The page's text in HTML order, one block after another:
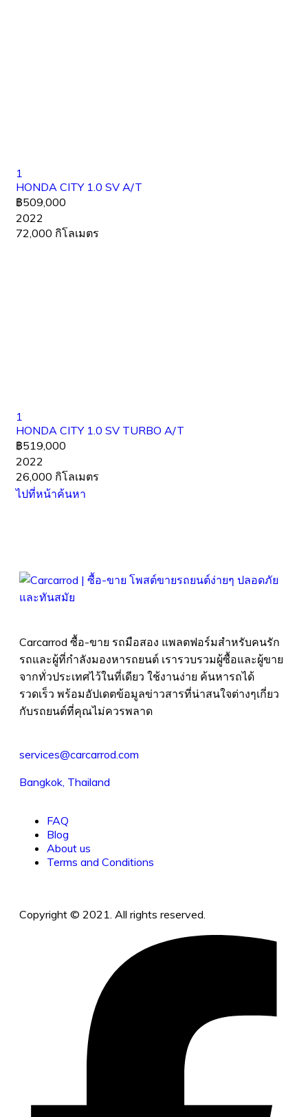
1
HONDA CITY 1.0 SV A/T
฿509,000
2022
72,000 กิโลเมตร
1
HONDA CITY 1.0 SV TURBO A/T
฿519,000
2022
26,000 กิโลเมตร
ไปที่หน้าค้นหา
Carcarrod ซื้อ-ขาย รถมือสอง แพลตฟอร์มสำหรับคนรัก
รถและผู้ที่กำลังมองหารถยนต์ เรารวบรวมผู้ซื้อและผู้ขาย
จากทั่วประเทศไว้ในที่เดียว ใช้งานง่าย ค้นหารถได้
รวดเร็ว พร้อมอัปเดตข้อมูลข่าวสารที่น่าสนใจต่างๆเกี่ยว
กับรถยนต์ที่คุณไม่ควรพลาด
services@carcarrod.com
Bangkok, Thailand
FAQ
Blog
About us
Terms and Conditions
Copyright © 2021. All rights reserved.